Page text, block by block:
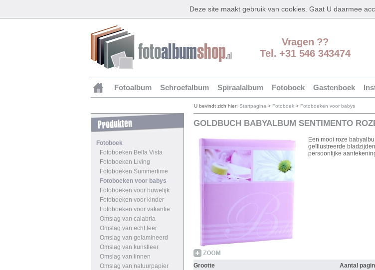
Deze site maakt gebruik van cookies. Gaat U daarmee
Vragen ??
Tel. +31 546 343474
Fotoalbum Schroefalbum Spiraalalbum Fotoboek Gastenboek
Fotoboek
Fotoboeken Bella Vista
Fotoboeken Living
Fotoboeken Summertime
Fotoboeken voor babys
Fotoboeken voor huwelijk
Fotoboeken voor kinder
Fotoboeken voor vakantie
Omslag van calabria
Omslag van echt leer
Omslag van gelamineerd
Omslag van kunstleer
Omslag van linnen
Omslag van natuurpapier
U bevindt zich hier: Startpagina > Fotoboek > Fotoboeken voor babys
GOLDBUCH BABYALBUM SENTIMENTO
Een mooi roze
geïllustreerde
persoonlijke
Grootte Aantal